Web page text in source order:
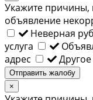
Укажите причины,
объявление
Неверная
услуга
адрес
Другое
Отправить жалобу
×